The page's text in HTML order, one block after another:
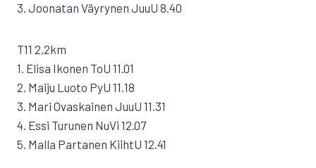
3. Joonatan Väyrynen JuuU 8.40
T11 2,2km
1. Elisa Ikonen ToU 11.01
2. Maiju Luoto PyU 11.18
3. Mari Ovaskainen JuuU 11.31
4. Essi Turunen NuVi 12.07
5. Malla Partanen KiihtU 12.41